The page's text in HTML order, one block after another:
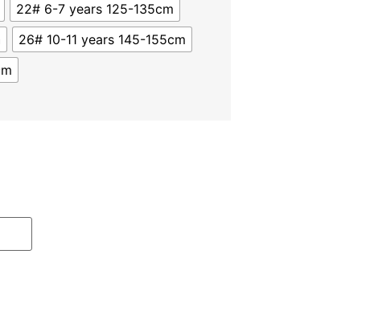
22# 6-7 years 125-135cm
26# 10-11 years 145-155cm